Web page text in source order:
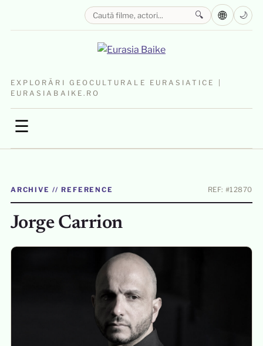
EXPLORĂRI GEOCULTURALE EURASIATICE |
EURASIABAIKE.RO
☰
🔍 🌐 🌙
ARCHIVE // REFERENCE REF: #12870
Jorge Carrion